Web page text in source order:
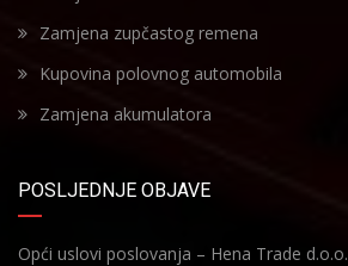
Zamjena zupčastog remena
Kupovina polovnog automobila
Zamjena akumulatora
POSLJEDNJE OBJAVE
Opći uslovi poslovanja – Hena Trade d.o.o.